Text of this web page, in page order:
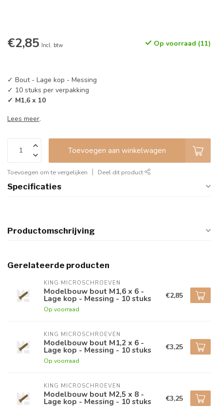
€2,85 Incl. btw Op voorraad (11)
✓ Bout - Lage kop - Messing
✓ 10 stuks per verpakking
✓ M1,6 x 10
Lees meer.
Toevoegen aan winkelwagen
Toevoegen om te vergelijken Deel dit product
Specificaties
Productomschrijving
Gerelateerde producten
KING MICROSCHROEVEN
Modelbouw bout M1,6 x 6 -
Lage kop - Messing - 10 stuks
Op voorraad
€2,85
KING MICROSCHROEVEN
Modelbouw bout M1,2 x 6 -
Lage kop - Messing - 10 stuks
Op voorraad
€3,25
KING MICROSCHROEVEN
Modelbouw bout M2,5 x 8 -
Lage kop - Messing - 10 stuks €3,25